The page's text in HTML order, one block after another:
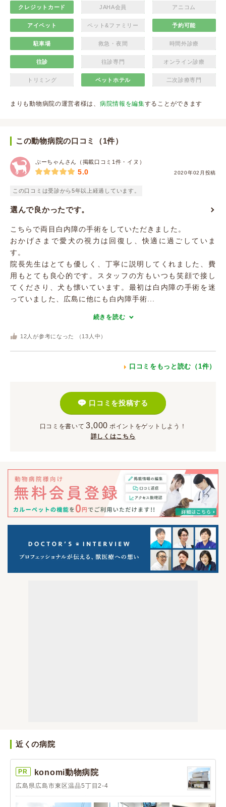
クレジットカード JAHA会員 アニコム
アイペット ペット&ファミリー 予約可能
駐車場 救急・夜間 時間外診療
往診 往診専門 オンライン診療
トリミング ペットホテル 二次診療専門
まりも動物病院の運営者様は、 病院情報を編集することができます
この動物病院の口コミ（1件）
ぷーちゃんさん（掲載口コミ1件・イヌ）
2020年02月投稿
5.0
この口コミは受診から5年以上経過しています。
選んで良かったです。
こちらで両目白内障の手術をしていただきました。
おかげさまで愛犬の視力は回復し、快適に過ごしていま
す。
院長先生はとても優しく、丁寧に説明してくれました、費
用もとても良心的です。スタッフの方もいつも笑顔で接し
てくださり、犬も懐いています。最初は白内障の手術を迷
っていました、広島に他にも白内障手術...
続きを読む
12 人が参考になった （ 13 人中）
口コミをもっと読む（1件）
口コミを投稿する
口コミを書いて 3,000 ポイント をゲットしよう！
詳しくはこちら
近くの病院
PR konomi動物病院
広島県広島市東区温品5丁目2-4